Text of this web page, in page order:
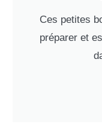
Ces petites
préparer et